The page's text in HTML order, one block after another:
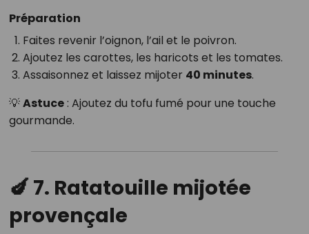
Préparation
Faites revenir l’oignon, l’ail et le poivron.
Ajoutez les carottes, les haricots et les tomates.
Assaisonnez et laissez mijoter 40 minutes.
💡Astuce: Ajoutez du tofu fumé pour une touche
gourmande.
🍆 7. Ratatouille mijotée
provençale